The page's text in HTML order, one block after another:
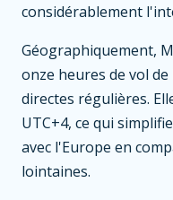
considérablement
Géographiquement,
onze heures de vol de
directes régulières.
UTC+4, ce qui
avec l'Europe en
lointaines.